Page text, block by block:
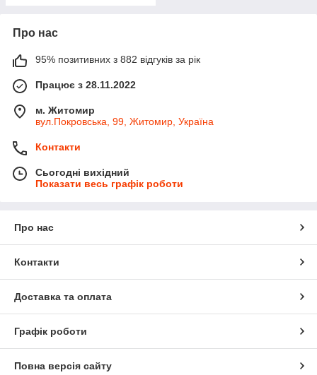
Про нас
95% позитивних з 882 відгуків за рік
Працює з 28.11.2022
м. Житомир
вул.Покровська, 99, Житомир, Україна
Контакти
Сьогодні вихідний
Показати весь графік роботи
Про нас
Контакти
Доставка та оплата
Графік роботи
Повна версія сайту